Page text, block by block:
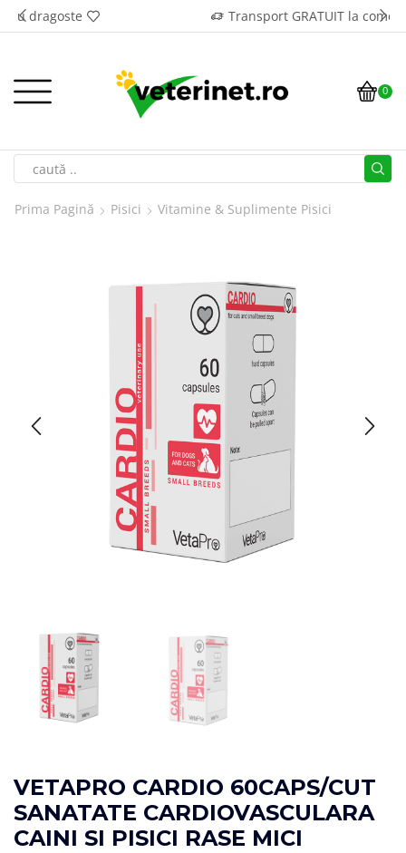
Transport GRATUIT la comenzi de peste 500 lei*
0
Prima Pagină Pisici Vitamine & Suplimente Pisici
VETAPRO CARDIO 60CAPS/CUT
SANATATE CARDIOVASCULARA
CAINI SI PISICI RASE MICI